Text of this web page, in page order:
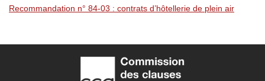
Recommandation n° 84-03 : contrats d’hôtellerie de plein air